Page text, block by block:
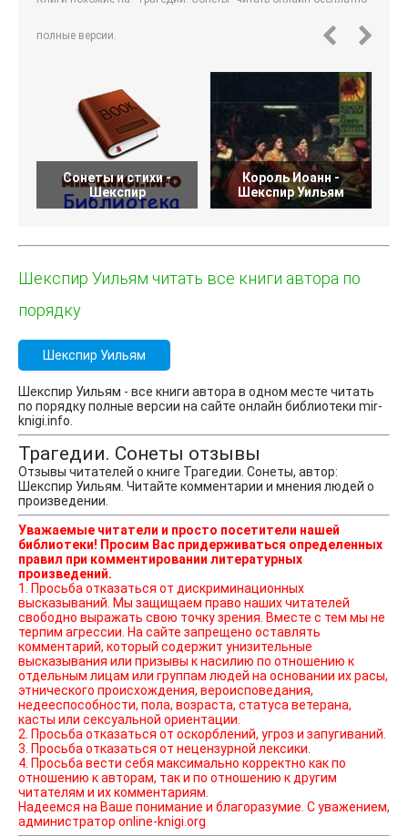
полные версии.
Сонеты и стихи -
Шекспир
Король Иоанн -
Шекспир Уильям
Шекспир Уильям читать все книги автора по
порядку
Шекспир Уильям
Шекспир Уильям - все книги автора в одном месте читать
по порядку полные версии на сайте онлайн библиотеки mir-
knigi.info.
Трагедии. Сонеты отзывы
Отзывы читателей о книге Трагедии. Сонеты, автор:
Шекспир Уильям. Читайте комментарии и мнения людей о
произведении.
Уважаемые читатели и просто посетители нашей
библиотеки! Просим Вас придерживаться определенных
правил при комментировании литературных
произведений.
1. Просьба отказаться от дискриминационных
высказываний. Мы защищаем право наших читателей
свободно выражать свою точку зрения. Вместе с тем мы не
терпим агрессии. На сайте запрещено оставлять
комментарий, который содержит унизительные
высказывания или призывы к насилию по отношению к
отдельным лицам или группам людей на основании их расы,
этнического происхождения, вероисповедания,
недееспособности, пола, возраста, статуса ветерана,
касты или сексуальной ориентации.
2. Просьба отказаться от оскорблений, угроз и запугиваний.
3. Просьба отказаться от нецензурной лексики.
4. Просьба вести себя максимально корректно как по
отношению к авторам, так и по отношению к другим
читателям и их комментариям.
Надеемся на Ваше понимание и благоразумие. С уважением,
администратор online-knigi.org